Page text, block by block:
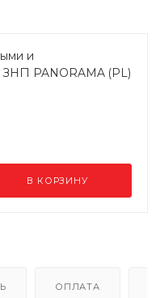
и
PANORAMA (PL)
В КОРЗИНУ
ОПЛАТА